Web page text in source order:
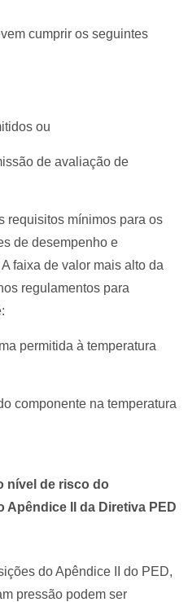
cumprir os seguintes
ou
de avaliação de
mínimos para os
de desempenho e
faixa de valor mais alto da
regulamentos para
permitida à temperatura
componente na temperatura
nível de risco do
II da Diretiva PED
do Apêndice II do PED,
pressão podem ser